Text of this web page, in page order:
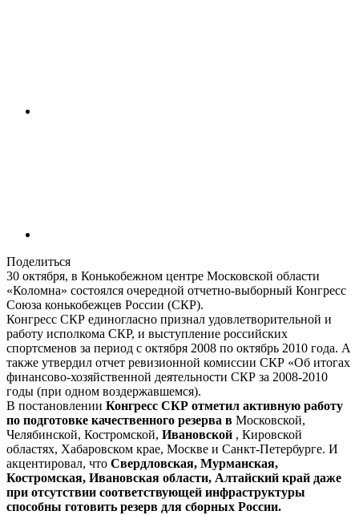
Поделиться
30 октября, в Конькобежном центре Московской области
«Коломна» состоялся очередной отчетно-выборный Конгресс
Союза конькобежцев России (СКР).
Конгресс СКР единогласно признал удовлетворительной и
работу исполкома СКР, и выступление российских
спортсменов за период с октября 2008 по октябрь 2010 года. А
также утвердил отчет ревизионной комиссии СКР «Об итогах
финансово-хозяйственной деятельности СКР за 2008-2010
годы (при одном воздержавшемся).
В постановлении Конгресс СКР отметил активную работу
по подготовке качественного резерва в Московской,
Челябинской, Костромской, Ивановской , Кировской
областях, Хабаровском крае, Москве и Санкт-Петербурге. И
акцентировал, что Свердловская, Мурманская,
Костромская, Ивановская области, Алтайский край даже
при отсутствии соответствующей инфраструктуры
способны готовить резерв для сборных России.